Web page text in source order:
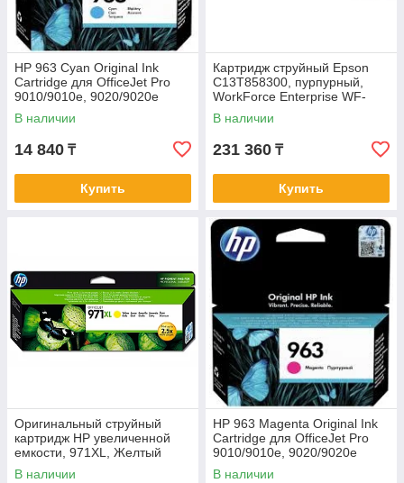
HP 963 Cyan Original Ink
Cartridge для OfficeJet Pro
9010/9010e, 9020/9020e
series
В наличии
14 840 ₸
Купить
Картридж струйный Epson
C13T858300, пурпурный,
WorkForce Enterprise WF-
C20590 Magenta Ink
В наличии
231 360 ₸
Купить
Оригинальный струйный
картридж HP увеличенной
емкости, 971XL, Желтый
CN628AE
В наличии
HP 963 Magenta Original Ink
Cartridge для OfficeJet Pro
9010/9010e, 9020/9020e
series
В наличии